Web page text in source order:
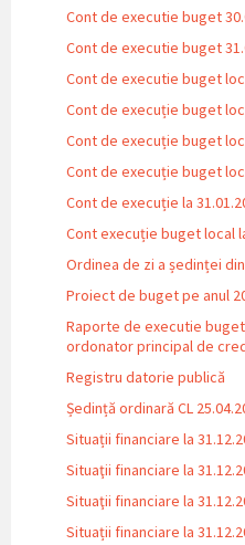
Cont de executie buget
Cont de executie buget
Cont de executie buget
Cont de execuție buget
Cont de execuție buget
Cont de execuție buget
Cont de execuție la
Cont execuție buget local
Ordinea de zi a ședinței
Proiect de buget pe anul
Raporte de executie
ordonator principal de
Registru datorie publică
Ședință ordinară CL
Situații financiare la
Situaţii financiare la
Situaţii financiare la
Situații financiare la